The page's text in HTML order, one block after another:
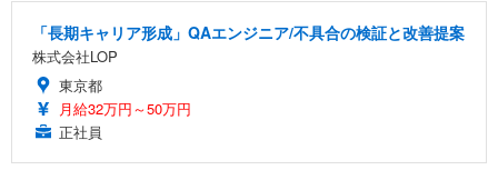
「長期キャリア形成」QAエンジニア/不具合の検証と改善提案
株式会社LOP
東京都
月給32万円～50万円
正社員